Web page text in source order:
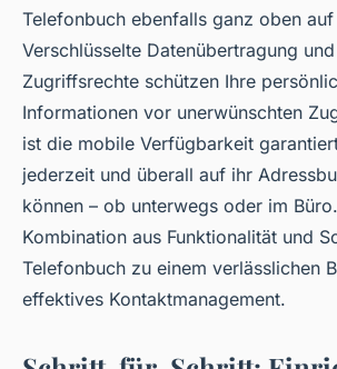
Telefonbuch ebenfalls ganz oben
Verschlüsselte Datenübertragung
Zugriffsrechte schützen Ihre
Informationen vor unerwünschten
ist die mobile Verfügbarkeit
jederzeit und überall auf ihr
können – ob unterwegs oder im
Kombination aus Funktionalität und
Telefonbuch zu einem verlässlichen
effektives Kontaktmanagement.